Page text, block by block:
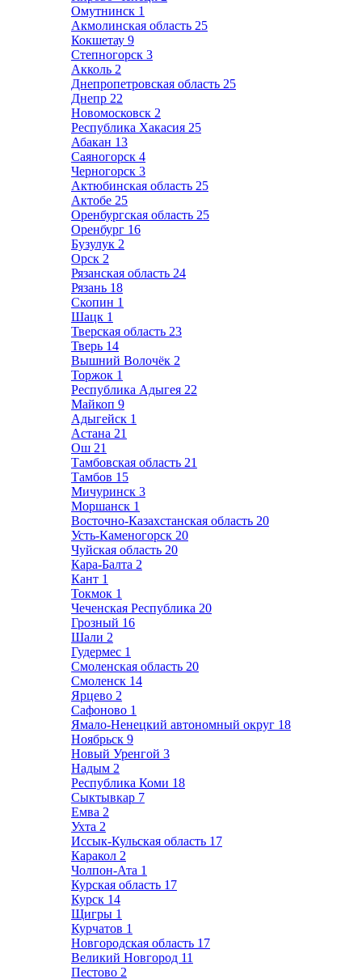
Омутнинск 1
Акмолинская область 25
Кокшетау 9
Степногорск 3
Акколь 2
Днепропетровская область 25
Днепр 22
Новомосковск 2
Республика Хакасия 25
Абакан 13
Саяногорск 4
Черногорск 3
Актюбинская область 25
Актобе 25
Оренбургская область 25
Оренбург 16
Бузулук 2
Орск 2
Рязанская область 24
Рязань 18
Скопин 1
Шацк 1
Тверская область 23
Тверь 14
Вышний Волочёк 2
Торжок 1
Республика Адыгея 22
Майкоп 9
Адыгейск 1
Астана 21
Ош 21
Тамбовская область 21
Тамбов 15
Мичуринск 3
Моршанск 1
Восточно-Казахстанская область 20
Усть-Каменогорск 20
Чуйская область 20
Кара-Балта 2
Кант 1
Токмок 1
Чеченская Республика 20
Грозный 16
Шали 2
Гудермес 1
Смоленская область 20
Смоленск 14
Ярцево 2
Сафоново 1
Ямало-Ненецкий автономный округ 18
Ноябрьск 9
Новый Уренгой 3
Надым 2
Республика Коми 18
Сыктывкар 7
Емва 2
Ухта 2
Иссык-Кульская область 17
Каракол 2
Чолпон-Ата 1
Курская область 17
Курск 14
Щигры 1
Курчатов 1
Новгородская область 17
Великий Новгород 11
Пестово 2